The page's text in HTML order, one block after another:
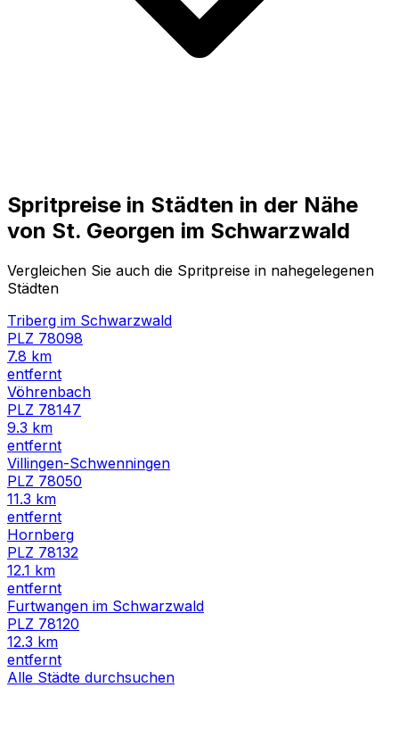
Spritpreise in Städten in der Nähe
von St. Georgen im Schwarzwald
Vergleichen Sie auch die Spritpreise in nahegelegenen
Städten
Triberg im Schwarzwald
PLZ 78098
7.8 km
entfernt
Vöhrenbach
PLZ 78147
9.3 km
entfernt
Villingen-Schwenningen
PLZ 78050
11.3 km
entfernt
Hornberg
PLZ 78132
12.1 km
entfernt
Furtwangen im Schwarzwald
PLZ 78120
12.3 km
entfernt
Alle Städte durchsuchen